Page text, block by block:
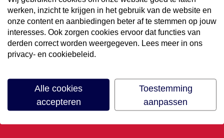
Volg ons op social media
werken, inzicht te krijgen in het gebruik van de website en
onze content en aanbiedingen beter af te stemmen op jouw
interesses. Ook zorgen cookies ervoor dat functies van
derden correct worden weergegeven. Lees meer in ons
privacy- en cookiebeleid.
Alle cookies
accepteren
Toestemming
aanpassen